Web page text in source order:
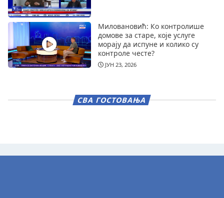
Миловановић: Ко контролише
домове за старе, које услуге
морају да испуне и колико су
контроле честе?
ЈУН 23, 2026
СВА ГОСТОВАЊА